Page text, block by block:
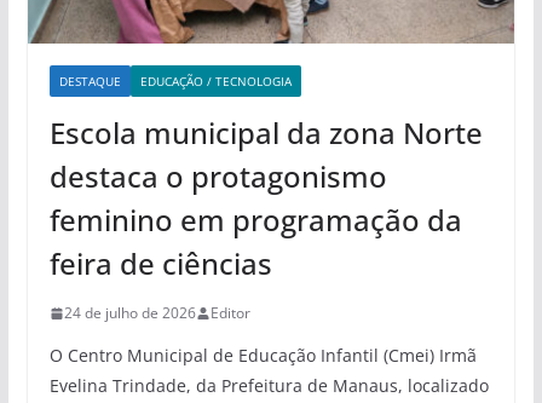
DESTAQUE EDUCAÇÃO / TECNOLOGIA
Escola municipal da zona Norte
destaca o protagonismo
feminino em programação da
feira de ciências
24 de julho de 2026 Editor
O Centro Municipal de Educação Infantil (Cmei) Irmã
Evelina Trindade, da Prefeitura de Manaus, localizado